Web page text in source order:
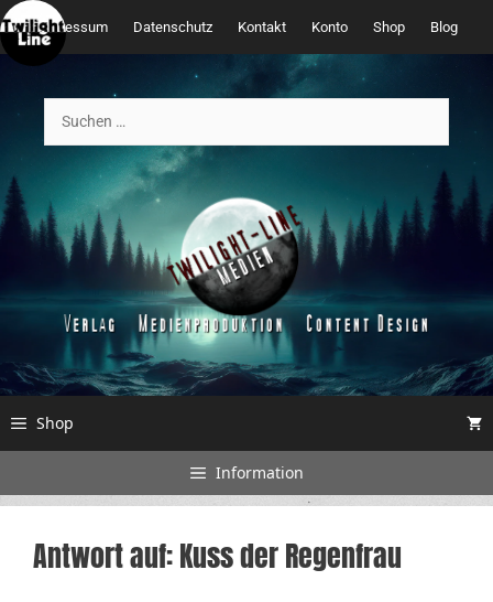
Zum
Inhalt
springen
Impressum Datenschutz Kontakt Konto Shop Blog
nach:
Shop
Information
Antwort auf: Kuss der Regenfrau